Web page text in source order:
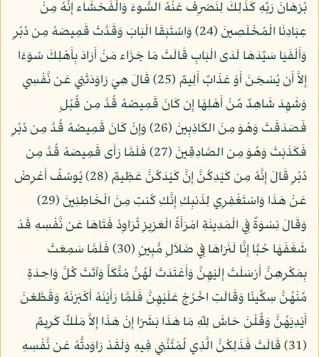
بُرْهَانَ رَبِّهِ كَذَلِكَ لِنَصْرِفَ عَنْهُ السُّوءَ وَالْفَحْشَاء إِنَّهُ مِنْ
عِبَادِنَا الْمُخْلَصِينَ (24) وَاسُتَبَقَا الْبَابَ وَقَدَّتْ قَمِيصَهُ مِن دُبُرٍ
وَأَلْفَيَا سَيِّدَهَا لَدَى الْبَابِ قَالَتْ مَا جَزَاء مَنْ أَرَادَ بِأَهْلِكَ سُوَءًا
إِلاَّ أَن يُسْجَنَ أَوْ عَذَابٌ أَلِيمٌ (25) قَالَ هِيَ رَاوَدَتْنِي عَن نَّفْسِي
وَشَهِدَ شَاهِدٌ مِّنْ أَهْلِهَا إِن كَانَ قَمِيصُهُ قُدَّ مِن قُبُلٍ
فَصَدَقَتْ وَهُوَ مِنَ الكَاذِبِينَ (26) وَإِنْ كَانَ قَمِيصُهُ قُدَّ مِن دُبُرٍ
فَكَذَبَتْ وَهُوَ مِن الصَّادِقِينَ (27) فَلَمَّا رَأَى قَمِيصَهُ قُدَّ مِن
دُبُرٍ قَالَ إِنَّهُ مِن كَيْدِكُنَّ إِنَّ كَيْدَكُنَّ عَظِيمٌ (28) يُوسُفُ أَعْرِضْ
عَنْ هَذَا وَاسْتَغْفِرِي لِذَنبِكِ إِنَّكِ كُنتِ مِنَ الْخَاطِئِينَ (29)
وَقَالَ نِسْوَةٌ فِي الْمَدِينَةِ امْرَأَةُ الْعَزِيزِ تُرَاوِدُ فَتَاهَا عَن نَّفْسِهِ قَدْ
شَغَفَهَا حُبًّا إِنَّا لَنَرَاهَا فِي ضَلاَلٍ مُّبِينٍ (30) فَلَمَّا سَمِعَتْ
بِمَكْرِهِنَّ أَرْسَلَتْ إِلَيْهِنَّ وَأَعْتَدَتْ لَهُنَّ مُتَّكَأً وَآتَتْ كُلَّ وَاحِدَةٍ
مِّنْهُنَّ سِكِّينًا وَقَالَتِ اخْرُجْ عَلَيْهِنَّ فَلَمَّا رَأَيْنَهُ أَكْبَرْنَهُ وَقَطَّعْنَ
أَيْدِيَهُنَّ وَقُلْنَ حَاشَ لِلّهِ مَا هَذَا بَشَرًا إِنْ هَذَا إِلاَّ مَلَكٌ كَرِيمٌ
(31) قَالَتْ فَذَلِكُنَّ الَّذِي لُمْتُنَّنِي فِيهِ وَلَقَدْ رَاوَدتُّهُ عَن نَّفْسِهِ